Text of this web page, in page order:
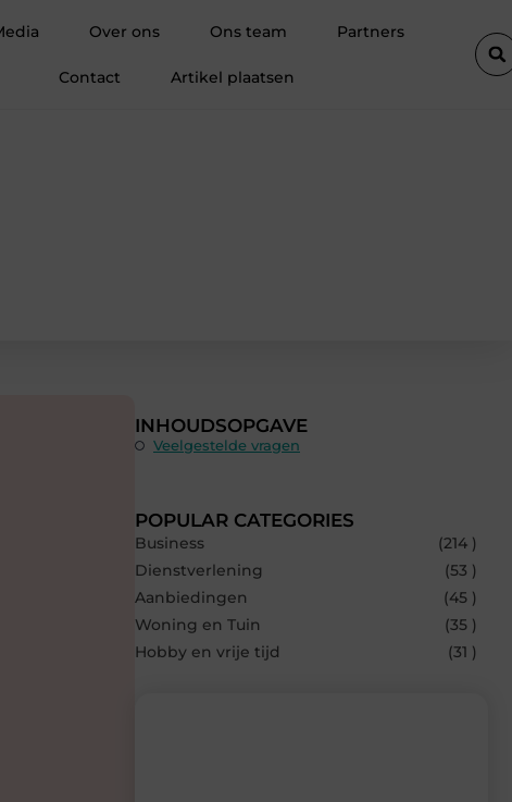
voor elk project
Over ons Ons team Partners
Contact Artikel plaatsen
INHOUDSOPGAVE
Veelgestelde vragen
POPULAR CATEGORIES
Business
(214 )
Dienstverlening
(53 )
Aanbiedingen
(45 )
Woning en Tuin
(35 )
Hobby en vrije tijd
(31 )